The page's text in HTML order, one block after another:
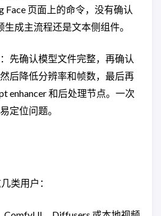
Face 页面上的命令，没有确认
成主流程还是文本侧组件。
先确认模型文件完整，再确认
后降低分辨率和帧数，最后再
enhancer 和后处理节点。一次
定位问题。
类用户：